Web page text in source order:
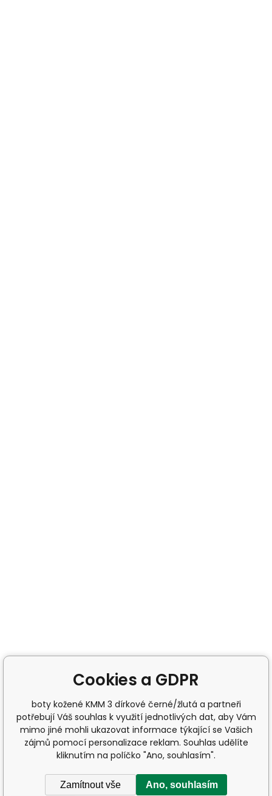
Cookies a GDPR
boty kožené KMM 3 dírkové černé/žlutá a partneři
potřebují Váš souhlas k využití jednotlivých dat, aby Vám
mimo jiné mohli ukazovat informace týkající se Vašich
zájmů pomocí personalizace reklam. Souhlas udělíte
kliknutím na políčko "Ano, souhlasím".
Zamítnout vše Ano, souhlasím